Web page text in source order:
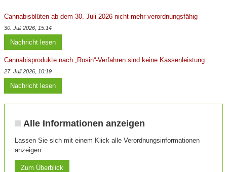
Cannabisblüten ab dem 30. Juli 2026 nicht mehr verordnungsfähig
30. Juli 2026, 15:14
Nachricht lesen
Cannabisprodukte nach „Rosin“-Verfahren sind keine Kassenleistung
27. Juli 2026, 10:19
Nachricht lesen
Alle Informationen anzeigen
Lassen Sie sich mit einem Klick alle Verordnungsinformationen
anzeigen:
Zum Überblick